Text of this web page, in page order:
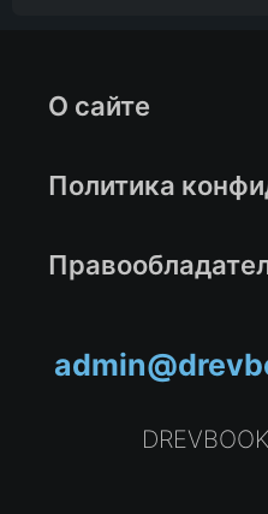
О сайте
Политика